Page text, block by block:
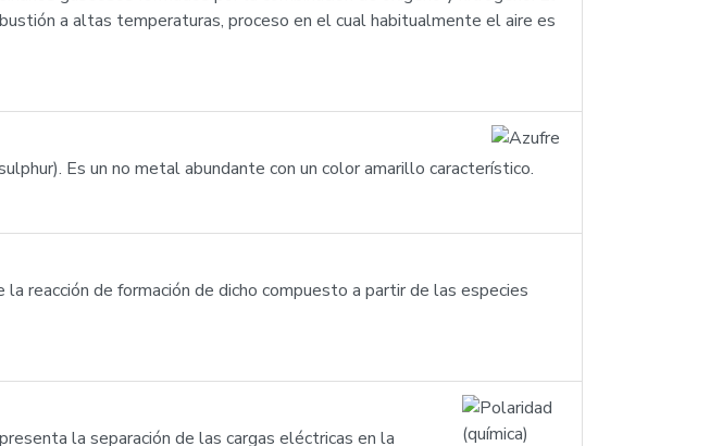
a altas temperaturas, proceso en el cual habitualmente el aire es
Es un no metal abundante con un color amarillo característico.
reacción de formación de dicho compuesto a partir de las especies
la separación de las cargas eléctricas en la